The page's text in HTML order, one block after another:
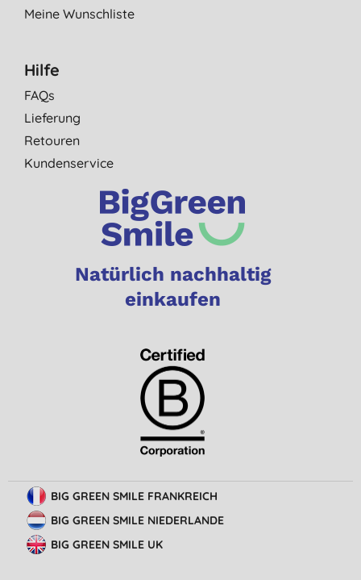
Meine Wunschliste
Hilfe
FAQs
Lieferung
Retouren
Kundenservice
Natürlich nachhaltig
einkaufen
BIG GREEN SMILE FRANKREICH
BIG GREEN SMILE NIEDERLANDE
BIG GREEN SMILE UK